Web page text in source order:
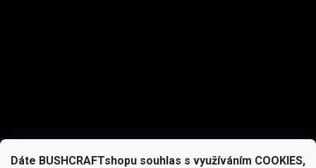
Dáte BUSHCRAFTshopu souhlas s využíváním COOKIES,